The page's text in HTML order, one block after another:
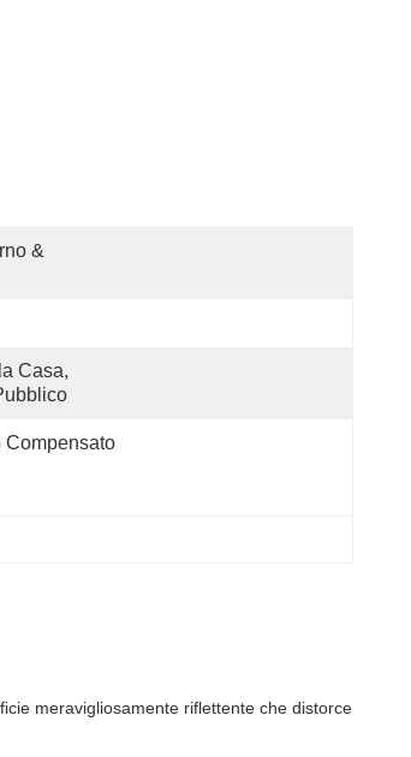
&
Casa,
Compensato
meravigliosamente riflettente che distorce